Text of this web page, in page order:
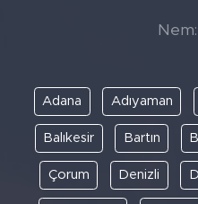
Adana Adıyaman
Balıkesir Bartın
Çorum Denizli